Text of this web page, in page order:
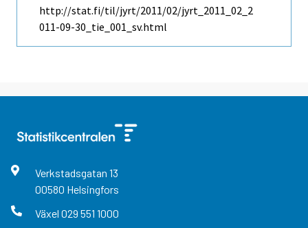
http://stat.fi/til/jyrt/2011/02/jyrt_2011_02_2
011-09-30_tie_001_sv.html
Verkstadsgatan 13
00580 Helsingfors
Växel 029 551 1000